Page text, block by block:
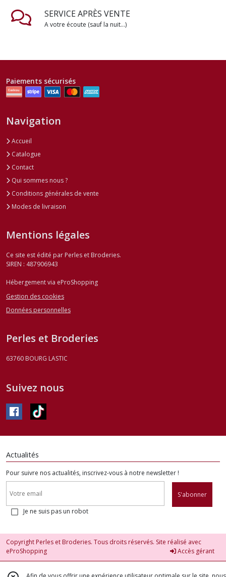
SERVICE APRÈS VENTE
A votre écoute (sauf la nuit...)
Paiements sécurisés
Navigation
Accueil
Catalogue
Contact
Qui sommes nous ?
Conditions générales de vente
Modes de livraison
Mentions légales
Ce site est édité par Perles et Broderies.
SIREN : 487906943
Hébergement via eProShopping
Gestion des cookies
Données personnelles
Perles et Broderies
63760 BOURG LASTIC
Suivez nous
Actualités
Pour suivre nos actualités, inscrivez-vous à notre newsletter !
S'abonner
Je ne suis pas un robot
Copyright Perles et Broderies. Tous droits réservés. Site réalisé avec
eProShopping
Accès gérant